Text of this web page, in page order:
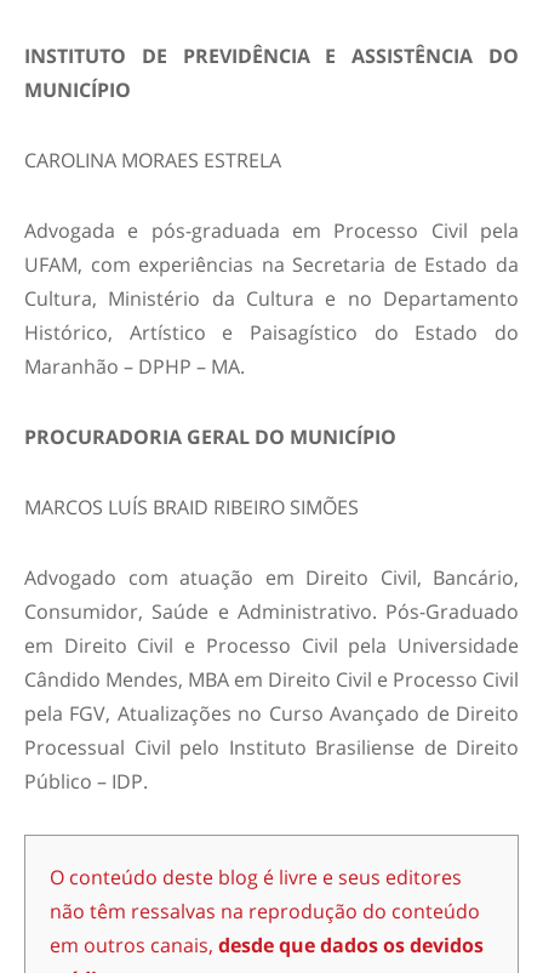
INSTITUTO DE PREVIDÊNCIA E ASSISTÊNCIA DO
MUNICÍPIO
CAROLINA MORAES ESTRELA
Advogada e pós-graduada em Processo Civil pela
UFAM, com experiências na Secretaria de Estado da
Cultura, Ministério da Cultura e no Departamento
Histórico, Artístico e Paisagístico do Estado do
Maranhão – DPHP – MA.
PROCURADORIA GERAL DO MUNICÍPIO
MARCOS LUÍS BRAID RIBEIRO SIMÕES
Advogado com atuação em Direito Civil, Bancário,
Consumidor, Saúde e Administrativo. Pós-Graduado
em Direito Civil e Processo Civil pela Universidade
Cândido Mendes, MBA em Direito Civil e Processo Civil
pela FGV, Atualizações no Curso Avançado de Direito
Processual Civil pelo Instituto Brasiliense de Direito
Público – IDP.
O conteúdo deste blog é livre e seus editores
não têm ressalvas na reprodução do conteúdo
em outros canais, desde que dados os devidos